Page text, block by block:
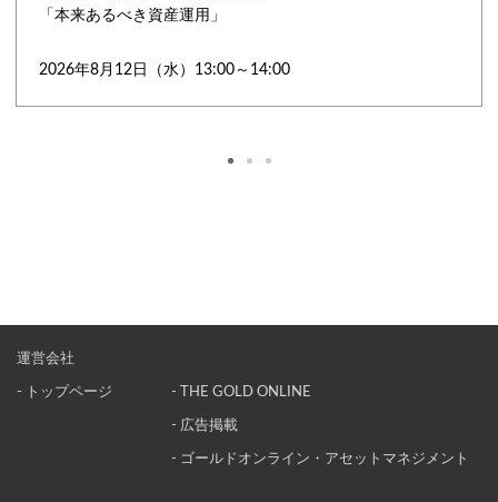
「本来あるべき資産運用」
2026年8月12日（水）13:00～14:00
運営会社
- トップページ - THE GOLD ONLINE
- 広告掲載
- ゴールドオンライン・アセットマネジメント